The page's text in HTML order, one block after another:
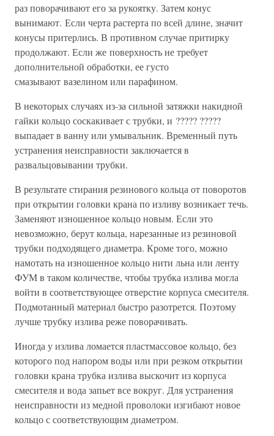
раз поворачивают его за рукоятку. Затем конус
вынимают. Если черта растерта по всей длине, значит
конусы притерлись. В противном случае притирку
продолжают. Если же поверхность не требует
дополнительной обработки, ее густо
смазывают вазелином или парафином.
В некоторых случаях из-за сильной затяжки накидной
гайки кольцо соскакивает с трубки, и ????? ?????
выпадает в ванну или умывальник. Временный путь
устранения неисправности заключается в
развальцовывании трубки.
В результате стирания резинового кольца от поворотов
при открытии головки крана по изливу возникает течь.
Заменяют изношенное кольцо новым. Если это
невозможно, берут кольца, нарезанные из резиновой
трубки подходящего диаметра. Кроме того, можно
намотать на изношенное кольцо нити льна или ленту
ФУМ в таком количестве, чтобы трубка излива могла
войти в соответствующее отверстие корпуса смесителя.
Подмотанный материал быстро разотрется. Поэтому
лучше трубку излива реже поворачивать.
Иногда у излива ломается пластмассовое кольцо, без
которого под напором воды или при резком открытии
головки крана трубка излива выскочит из корпуса
смесителя и вода запьет все вокруг. Для устранения
неисправности из медной проволоки изгибают новое
кольцо с соответствующим диаметром.